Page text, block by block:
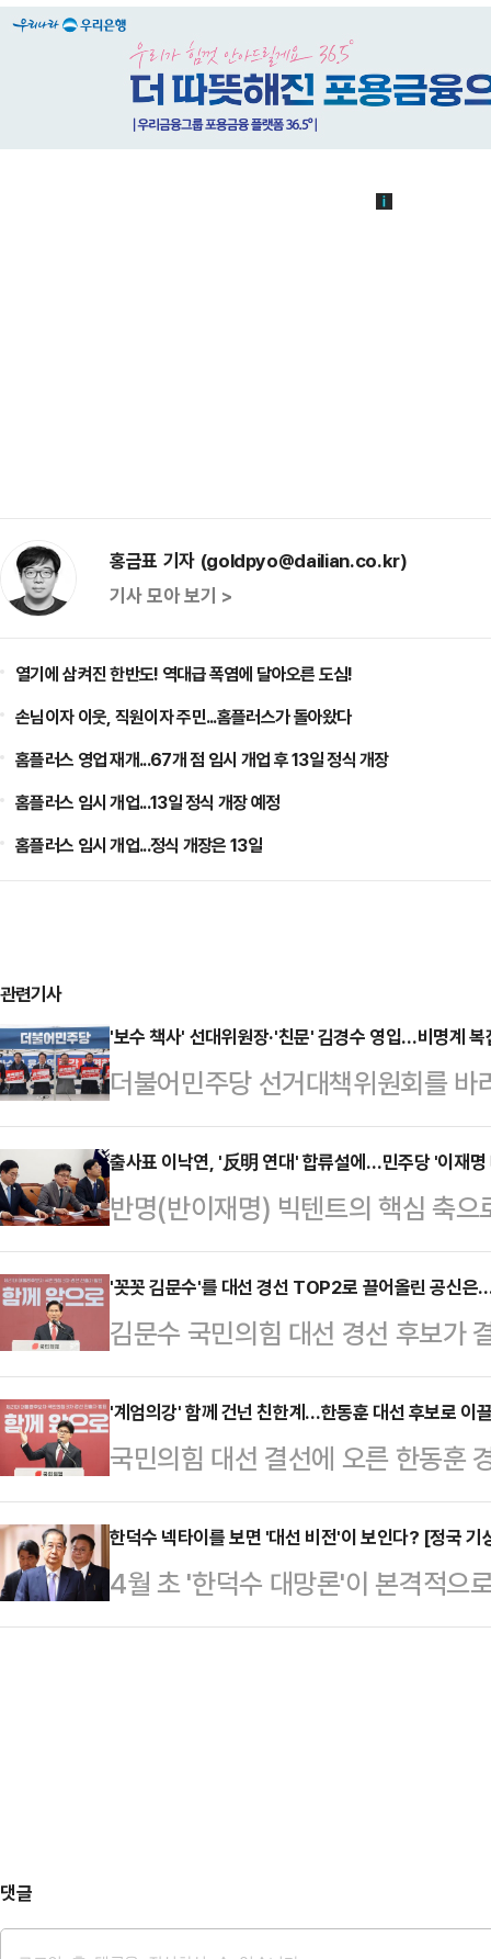
홍금표 기자 (goldpyo@dailian.co.kr)
기사 모아 보기 >
열기에 삼켜진 한반도! 역대급 폭염에 달아오른 도심!
손님이자 이웃, 직원이자 주민...홈플러스가 돌아왔다
홈플러스 영업 재개...67개 점 임시 개업 후 13일 정식 개장
홈플러스 임시 개업...13일 정식 개장 예정
홈플러스 임시 개업...정식 개장은 13일
관련기사
'보수 책사' 선대위원장·'친문' 김경수 영입…비명계
더불어민주당 선거대책위원회를
파와 정치적 배경을 가리지 않고 인
장'에 초점을 두고 선대위를 구성했
환경부 장관과 노무현 정부 초대 법
머드급 공동총괄선대위원장'이 구
'당내 통합'이다. 과거 사례가 증명
가기는 어렵다. 일부 비명계 인사들
있는 열쇠가 부족하…
출사표 이낙연, '反明 연대' 합류설에…민주당 '이재명
반명(반이재명) 빅텐트의 핵심 축
이 6·3 조기 대선 출마를 공식화했
덕수 대통령 권한대행과의 연대 가
으로 배신하는 짓"이라며 견제에
집을 낼 표 분산을 우려하고 있다는
29일 이낙연 상임고문의 대선 출마
다. 진성준 민주당 정책위의장은 이
보를 지켜봐야겠지…
'꼿꼿 김문수'를 대선 경선 TOP2로 끌어올린 공신
김문수 국민의힘 대선 경선 후보가
이 주목받고 있다. 정치적 공백이
대통령의 12·3 비상계엄 사태에 사
어 갑자기 부상한 김 후보가 톱
의 영향력을 무시할 수 없단 분석이
리위원회는 29일 서울 여의도 중앙
김문수 후보가 최종 후보 2인 중 한
발표…
'계엄의강' 함께 건넌 친한계…한동훈 대선 후보로
국민의힘 대선 결선에 오른 한동훈
보유하고 있다. 하지만 그를 결선까
상계엄을 함께 막아낸 이른바 '친한
온다. 비교적 대외적으로 잘 알려진
한동훈 후보의 '국민먼저캠프'에서
한덕수 넥타이를 보면 '대선 비전'이 보인다? [정국 기
4월 초 '한덕수 대망론'이 본격적으
대행 국무총리가 주요 일정을 소화
댓글